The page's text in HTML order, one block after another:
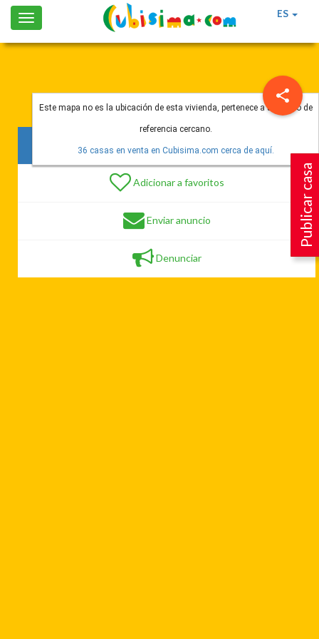
ES
Toggle
navigation
Publicar casa
284 vistas
Adicionar a favoritos
Enviar anuncio
Denunciar
Este mapa no es la ubicación de esta vivienda, pertenece a un punto de
referencia cercano.
36 casas en venta en Cubisima.com cerca de aquí.